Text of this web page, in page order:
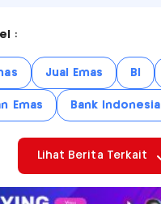
:
Jual Emas BI
Emas Bank Indonesia
Lihat Berita Terkait